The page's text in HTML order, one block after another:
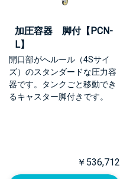
加圧容器 脚付【PCN-
L】
開口部がへルール（4Sサイ
ズ）のスタンダードな圧力容
器です。タンクごと移動でき
るキャスター脚付きです。
￥536,712